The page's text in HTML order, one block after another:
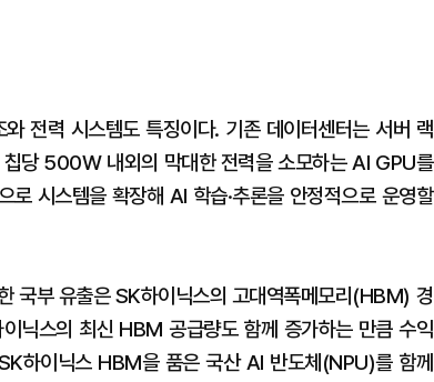
전력 시스템도 특징이다. 기존 데이터센터는 서버 랙
당 500W 내외의 막대한 전력을 소모하는 AI GPU를
시스템을 확장해 AI 학습·추론을 안정적으로 운영할
국부 유출은 SK하이닉스의 고대역폭메모리(HBM) 경
닉스의 최신 HBM 공급량도 함께 증가하는 만큼 수익
하이닉스 HBM을 품은 국산 AI 반도체(NPU)를 함께